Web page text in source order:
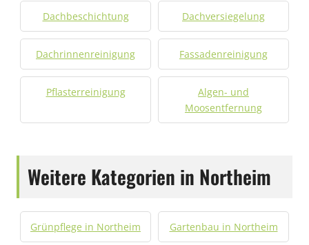
Dachbeschichtung Dachversiegelung
Dachrinnenreinigung Fassadenreinigung
Pflasterreinigung
Algen- und
Moosentfernung
Weitere Kategorien in Northeim
Grünpflege in Northeim Gartenbau in Northeim